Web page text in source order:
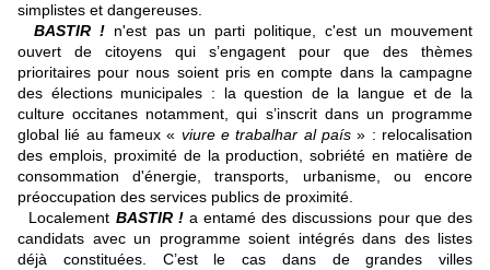
simplistes et dangereuses.
BASTIR ! n'est pas un parti politique, c'est un mouvement
ouvert de citoyens qui s’engagent pour que des thèmes
prioritaires pour nous soient pris en compte dans la campagne
des élections municipales : la question de la langue et de la
culture occitanes notamment, qui s’inscrit dans un programme
global lié au fameux « viure e trabalhar al país » : relocalisation
des emplois, proximité de la production, sobriété en matière de
consommation d'énergie, transports, urbanisme, ou encore
préoccupation des services publics de proximité.
Localement BASTIR !a entamé des discussions pour que des
candidats avec un programme soient intégrés dans des listes
déjà constituées. C’est le cas dans de grandes villes